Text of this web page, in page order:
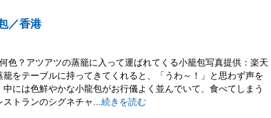
／香港
色？アツアツの蒸籠に入って運ばれてくる小籠包写真提供：楽天
をテーブルに持ってきてくれると、「うわ～！」と思わず声を
には色鮮やかな小龍包がお行儀よく並んでいて、食べてしまう
トランのシグネチャ...続きを読む